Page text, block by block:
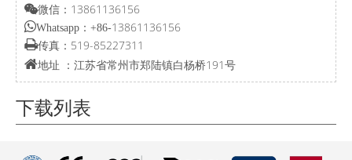
微信：13861136156
Whatsapp：+86-13861136156
传真： 519-85227311
地址 ： 江苏省常州市郑陆镇白杨桥191号
下载列表